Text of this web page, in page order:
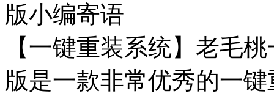
版小编寄语
【一键重装系统】老毛
版是一款非常优秀的一